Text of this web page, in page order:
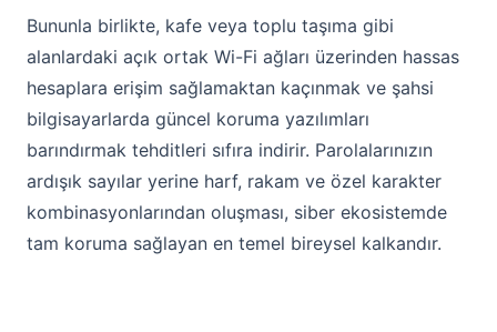
Bununla birlikte, kafe veya toplu taşıma gibi
alanlardaki açık ortak Wi-Fi ağları üzerinden hassas
hesaplara erişim sağlamaktan kaçınmak ve şahsi
bilgisayarlarda güncel koruma yazılımları
barındırmak tehditleri sıfıra indirir. Parolalarınızın
ardışık sayılar yerine harf, rakam ve özel karakter
kombinasyonlarından oluşması, siber ekosistemde
tam koruma sağlayan en temel bireysel kalkandır.